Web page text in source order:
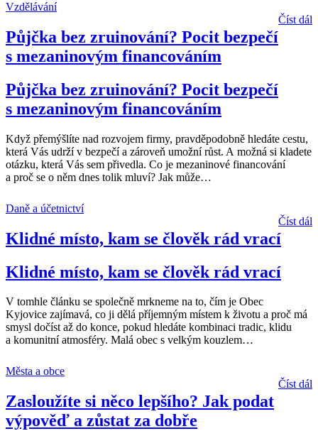
Vzdělávání
Číst dál
Půjčka bez zruinování? Pocit bezpečí
s mezaninovým financováním
Půjčka bez zruinování? Pocit bezpečí
s mezaninovým financováním
Když přemýšlíte nad rozvojem firmy, pravděpodobně hledáte cestu,
která Vás udrží v bezpečí a zároveň umožní růst. A možná si kladete
otázku, která Vás sem přivedla. Co je mezaninové financování
a proč se o něm dnes tolik mluví? Jak může…
Daně a účetnictví
Číst dál
Klidné místo, kam se člověk rád vrací
Klidné místo, kam se člověk rád vrací
V tomhle článku se společně mrkneme na to, čím je Obec
Kyjovice zajímavá, co ji dělá příjemným místem k životu a proč má
smysl dočíst až do konce, pokud hledáte kombinaci tradic, klidu
a komunitní atmosféry. Malá obec s velkým kouzlem…
Města a obce
Číst dál
Zasloužíte si něco lepšího? Jak podat
výpověď a zůstat za dobře